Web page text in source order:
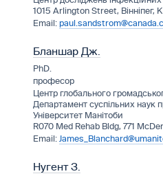
1015 Arlington Street, Вінніпег,
Бланшар Дж.
PhD.
професор
Центр глобального
Департамент суспільних наук
Університет Манітоби
R070 Med Rehab Bldg, 771
Нугент З.